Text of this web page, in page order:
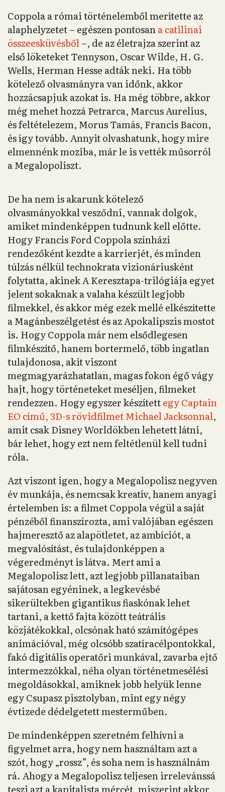
Coppola a római történelemből merítette az
alaphelyzetet – egészen pontosana catilinai
összeesküvésből–, de az életrajza szerint az
első löketeket Tennyson, Oscar Wilde, H. G.
Wells, Herman Hesse adták neki. Ha több
kötelező olvasmányra van időnk, akkor
hozzácsapjuk azokat is. Ha még többre, akkor
még mehet hozzá Petrarca, Marcus Aurelius,
és feltételezem, Morus Tamás, Francis Bacon,
és így tovább. Annyit olvashatunk, hogy mire
elmennénk moziba, már le is vették műsorról
a Megalopoliszt.
De ha nem is akarunk kötelező
olvasmányokkal vesződni, vannak dolgok,
amiket mindenképpen tudnunk kell előtte.
Hogy Francis Ford Coppola színházi
rendezőként kezdte a karrierjét, és minden
túlzás nélkül technokrata vizionáriusként
folytatta, akinek A Keresztapa-trilógiája egyet
jelent sokaknak a valaha készült legjobb
filmekkel, és akkor még ezek mellé elkészítette
a Magánbeszélgetést és az Apokalipszis mostot
is. Hogy Coppola már nem elsődlegesen
filmkészítő, hanem bortermelő, több ingatlan
tulajdonosa, akit viszont
megmagyarázhatatlan, magas fokon égő vágy
hajt, hogy történeteket meséljen, filmeket
rendezzen. Hogy egyszer készítettegy Captain
EO című, 3D-s rövidfilmet Michael Jacksonnal,
amit csak Disney Worldökben lehetett látni,
bár lehet, hogy ezt nem feltétlenül kell tudni
róla.
Azt viszont igen, hogy a Megalopolisz negyven
év munkája, és nemcsak kreatív, hanem anyagi
értelemben is: a filmet Coppola végül a saját
pénzéből finanszírozta, ami valójában egészen
hajmeresztő az alapötletet, az ambíciót, a
megvalósítást, és tulajdonképpen a
végeredményt is látva. Mert ami a
Megalopolisz lett, azt legjobb pillanataiban
sajátosan egyéninek, a legkevésbé
sikerültekben gigantikus fiaskónak lehet
tartani, a kettő fajta között teátrális
közjátékokkal, olcsónak ható számítógépes
animációval, még olcsóbb szatíracélpontokkal,
fakó digitális operatőri munkával, zavarba ejtő
intermezzókkal, néha olyan történetmesélési
megoldásokkal, amiknek jobb helyük lenne
egy Csupasz pisztolyban, mint egy négy
évtizede dédelgetett mesterműben.
De mindenképpen szeretném felhívni a
figyelmet arra, hogy nem használtam azt a
szót, hogy „rossz”, és soha nem is használnám
rá. Ahogy a Megalopolisz teljesen irrelevánssá
teszi azt a kapitalista mércét, miszerint akkor